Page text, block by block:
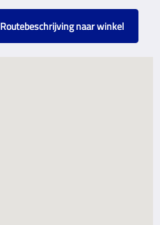
Routebeschrijving naar winkel